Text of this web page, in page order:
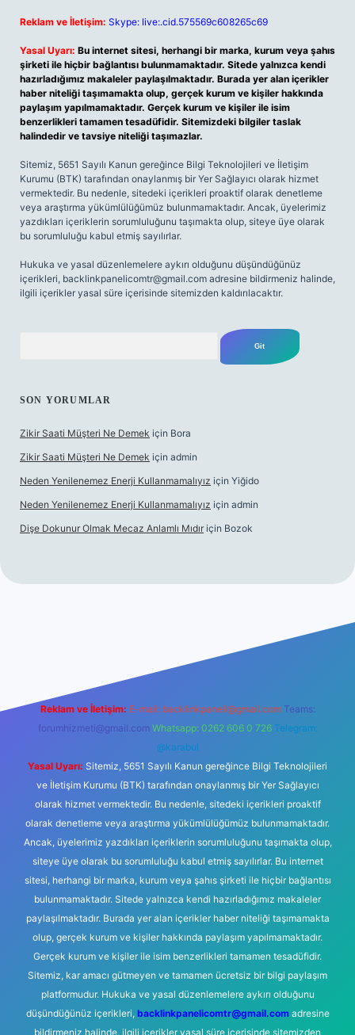
Reklam ve İletişim: Skype: live:.cid.575569c608265c69
Yasal Uyarı: Bu internet sitesi, herhangi bir marka, kurum veya şahıs
şirketi ile hiçbir bağlantısı bulunmamaktadır. Sitede yalnızca kendi
hazırladığımız makaleler paylaşılmaktadır. Burada yer alan içerikler
haber niteliği taşımamakta olup, gerçek kurum ve kişiler hakkında
paylaşım yapılmamaktadır. Gerçek kurum ve kişiler ile isim
benzerlikleri tamamen tesadüfidir. Sitemizdeki bilgiler taslak
halindedir ve tavsiye niteliği taşımazlar.
Sitemiz, 5651 Sayılı Kanun gereğince Bilgi Teknolojileri ve İletişim
Kurumu (BTK) tarafından onaylanmış bir Yer Sağlayıcı olarak hizmet
vermektedir. Bu nedenle, sitedeki içerikleri proaktif olarak denetleme
veya araştırma yükümlülüğümüz bulunmamaktadır. Ancak, üyelerimiz
yazdıkları içeriklerin sorumluluğunu taşımakta olup, siteye üye olarak
bu sorumluluğu kabul etmiş sayılırlar.
Hukuka ve yasal düzenlemelere aykırı olduğunu düşündüğünüz
içerikleri, backlinkpanelicomtr@gmail.com adresine bildirmeniz halinde,
ilgili içerikler yasal süre içerisinde sitemizden kaldırılacaktır.
SON YORUMLAR
Zikir Saati Müşteri Ne Demek için Bora
Zikir Saati Müşteri Ne Demek için admin
Neden Yenilenemez Enerji Kullanmamalıyız için Yiğido
Neden Yenilenemez Enerji Kullanmamalıyız için admin
Dişe Dokunur Olmak Mecaz Anlamlı Mıdır için Bozok
Reklam ve İletişim: E-mail: backlinkpaneli@gmail.com Teams:
forumhizmeti@gmail.com Whatsapp: 0262 606 0 726 Telegram:
@karabul
Yasal Uyarı: Sitemiz, 5651 Sayılı Kanun gereğince Bilgi Teknolojileri
ve İletişim Kurumu (BTK) tarafından onaylanmış bir Yer Sağlayıcı
olarak hizmet vermektedir. Bu nedenle, sitedeki içerikleri proaktif
olarak denetleme veya araştırma yükümlülüğümüz bulunmamaktadır.
Ancak, üyelerimiz yazdıkları içeriklerin sorumluluğunu taşımakta olup,
siteye üye olarak bu sorumluluğu kabul etmiş sayılırlar. Bu internet
sitesi, herhangi bir marka, kurum veya şahıs şirketi ile hiçbir bağlantısı
bulunmamaktadır. Sitede yalnızca kendi hazırladığımız makaleler
paylaşılmaktadır. Burada yer alan içerikler haber niteliği taşımamakta
olup, gerçek kurum ve kişiler hakkında paylaşım yapılmamaktadır.
Gerçek kurum ve kişiler ile isim benzerlikleri tamamen tesadüfidir.
Sitemiz, kar amacı gütmeyen ve tamamen ücretsiz bir bilgi paylaşım
platformudur. Hukuka ve yasal düzenlemelere aykırı olduğunu
düşündüğünüz içerikleri, backlinkpanelicomtr@gmail.comadresine
bildirmeniz halinde, ilgili içerikler yasal süre içerisinde sitemizden